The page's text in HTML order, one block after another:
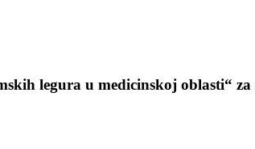
legura u medicinskoj oblasti“